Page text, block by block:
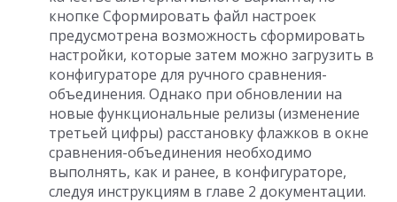
кнопке Сформировать файл настроек
предусмотрена возможность сформировать
настройки, которые затем можно загрузить в
конфигураторе для ручного сравнения-
объединения. Однако при обновлении на
новые функциональные релизы (изменение
третьей цифры) расстановку флажков в окне
сравнения-объединения необходимо
выполнять, как и ранее, в конфигураторе,
следуя инструкциям в главе 2 документации.